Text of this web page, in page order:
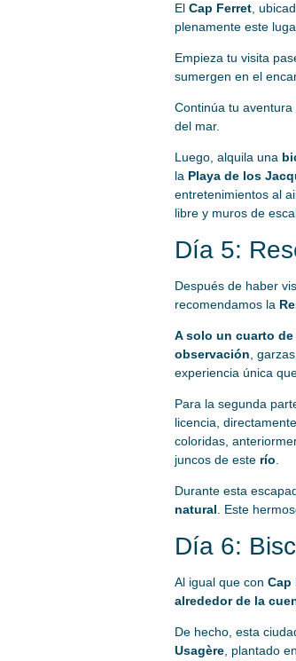
El Cap Ferret,
plenamente este
Empieza tu visita
sumergen en el
Continúa tu
del mar.
Luego, alquila una
la Playa de los
entretenimientos al
libre y muros de
Día 5:
Después de haber
recomendamos la
A solo un cuarto
observación ,
experiencia única
Para la segunda
licencia,
coloridas,
juncos de este río
Durante esta
natural . Este
Día 6:
Al igual que con Cap
alrededor de la
De hecho, esta
Usagère, plantado